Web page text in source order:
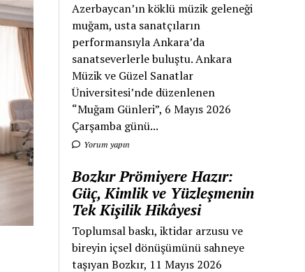
Azerbaycan’ın köklü müzik geleneği
muğam, usta sanatçıların
performansıyla Ankara’da
sanatseverlerle buluştu. Ankara
Müzik ve Güzel Sanatlar
Üniversitesi’nde düzenlenen
“Muğam Günleri”, 6 Mayıs 2026
Çarşamba günü...
Yorum yapın
Bozkır Prömiyere Hazır:
Güç, Kimlik ve Yüzleşmenin
Tek Kişilik Hikâyesi
Toplumsal baskı, iktidar arzusu ve
bireyin içsel dönüşümünü sahneye
taşıyan Bozkır, 11 Mayıs 2026